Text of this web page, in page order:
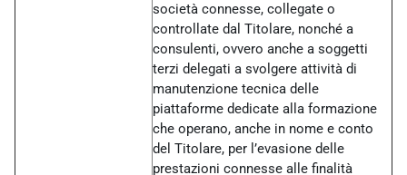
società connesse, collegate o
controllate dal Titolare, nonché a
consulenti, ovvero anche a soggetti
terzi delegati a svolgere attività di
manutenzione tecnica delle
piattaforme dedicate alla formazione
che operano, anche in nome e conto
del Titolare, per l’evasione delle
prestazioni connesse alle finalità